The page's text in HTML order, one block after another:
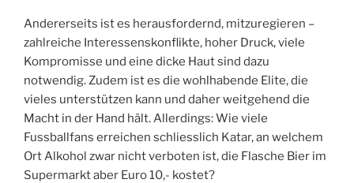
Andererseits ist es herausfordernd, mitzuregieren –
zahlreiche Interessenskonflikte, hoher Druck, viele
Kompromisse und eine dicke Haut sind dazu
notwendig. Zudem ist es die wohlhabende Elite, die
vieles unterstützen kann und daher weitgehend die
Macht in der Hand hält. Allerdings: Wie viele
Fussballfans erreichen schliesslich Katar, an welchem
Ort Alkohol zwar nicht verboten ist, die Flasche Bier im
Supermarkt aber Euro 10,- kostet?